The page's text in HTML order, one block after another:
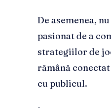
De asemenea,
pasionat de a
strategiilor de
rămână
cu publicul.